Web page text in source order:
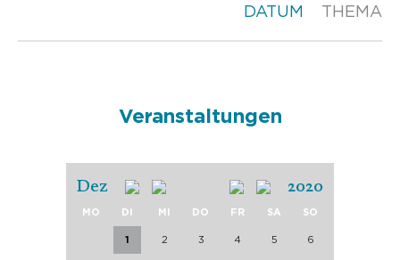
DATUM THEMA
Veranstaltungen
Dez 2020
MO DI MI DO FR SA SO
1 2 3 4 5 6